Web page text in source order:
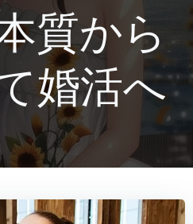
キ
ッ
プ
質から
婚活へ